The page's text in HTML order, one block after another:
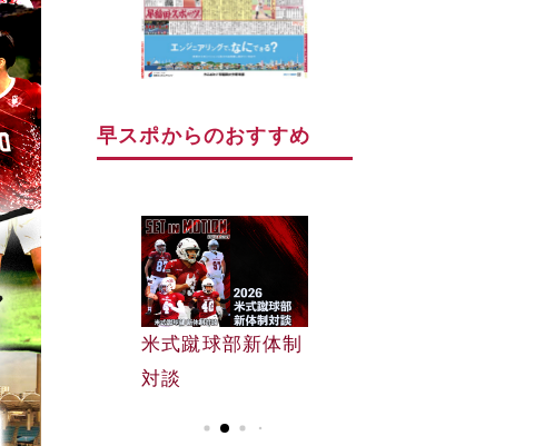
早スポからのおすすめ
早大野球部選手名
鑑
米式蹴球部新体制
対談
早大野球部選手名
鑑